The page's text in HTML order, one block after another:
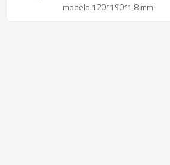
modelo:120*190*1,8 mm